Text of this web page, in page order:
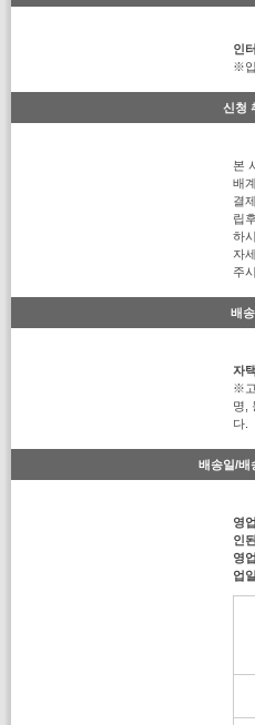
인
※
신청
본
배
결
립
하
자
주
배
자
※
명,
다.
배송일/배
영
인
영
업